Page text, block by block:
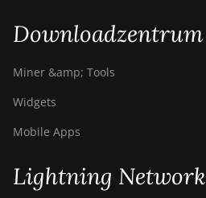
Downloadzentrum
Miner &amp; Tools
Widgets
Mobile Apps
Lightning Network